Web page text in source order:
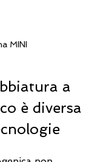
MINI
a
è diversa